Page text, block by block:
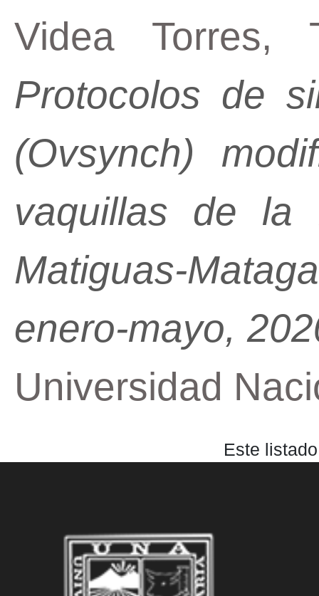
Videa Torres,
Protocolos de
(Ovsynch)
vaquillas de la
Matiguas-
enero-mayo,
Universidad
Este